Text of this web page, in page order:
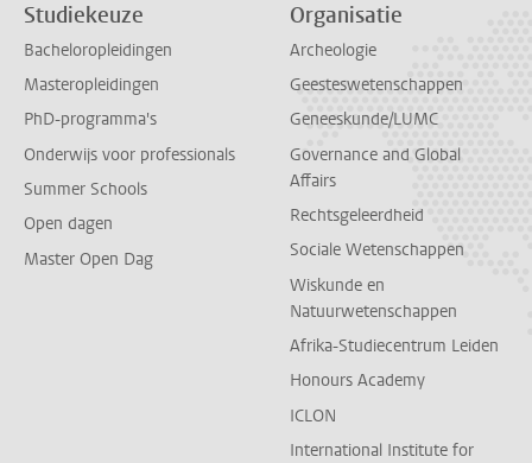
Studiekeuze
Bacheloropleidingen
Masteropleidingen
PhD-programma's
Onderwijs voor professionals
Summer Schools
Open dagen
Master Open Dag
Organisatie
Archeologie
Geesteswetenschappen
Geneeskunde/LUMC
Governance and Global
Affairs
Rechtsgeleerdheid
Sociale Wetenschappen
Wiskunde en
Natuurwetenschappen
Afrika-Studiecentrum Leiden
Honours Academy
ICLON
International Institute for